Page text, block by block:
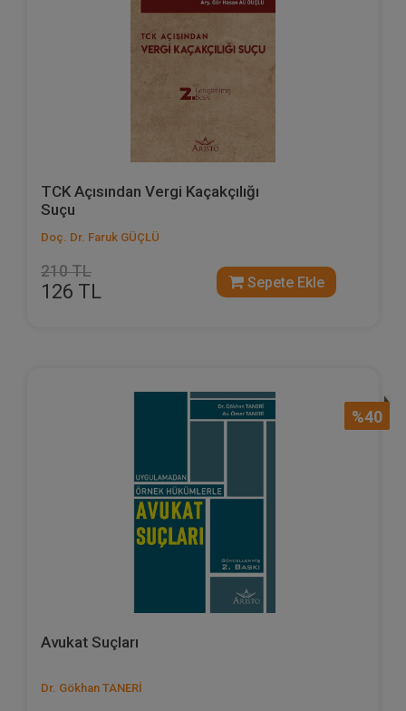
TCK Açısından Vergi Kaçakçılığı
Suçu
Doç. Dr. Faruk GÜÇLÜ
210 TL
126 TL Sepete Ekle
%40
Avukat Suçları
Dr. Gökhan TANERİ